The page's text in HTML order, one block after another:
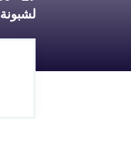
لشبونة